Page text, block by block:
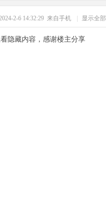
2-6 14:32:29 来自手机 显示全
隐藏内容，感谢楼主分享